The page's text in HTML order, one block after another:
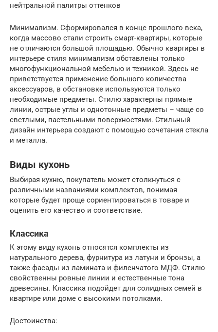
нейтральной палитры оттенков
Минимализм. Сформировался в конце прошлого века,
когда массово стали строить смарт-квартиры, которые
не отличаются большой площадью. Обычно квартиры в
интерьере стиля минимализм обставлены только
многофункциональной мебелью и техникой. Здесь не
приветствуется применение большого количества
аксессуаров, в обстановке используются только
необходимые предметы. Стилю характерны прямые
линии, острые углы и однотонные предметы – чаще со
светлыми, пастельными поверхностями. Стильный
дизайн интерьера создают с помощью сочетания стекла
и металла.
Виды кухонь
Выбирая кухню, покупатель может столкнуться с
различными названиями комплектов, понимая
которые будет проще сориентироваться в товаре и
оценить его качество и соответствие.
Классика
К этому виду кухонь относятся комплекты из
натурального дерева, фурнитура из латуни и бронзы, а
также фасады из ламината и филенчатого МДФ. Стилю
свойственны ровные линии и естественные тона
древесины. Классика подойдет для солидных семей в
квартире или доме с высокими потолками.
Достоинства: